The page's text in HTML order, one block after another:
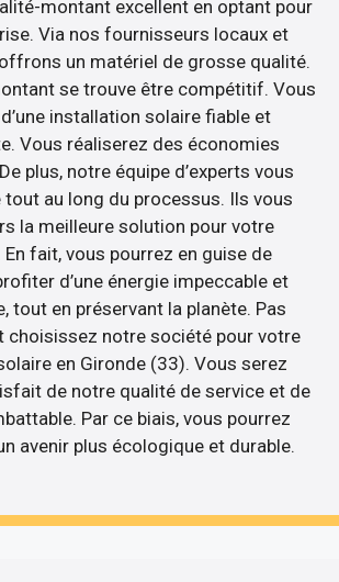
montant excellent en optant pour
Via nos fournisseurs locaux et
un matériel de grosse qualité.
se trouve être compétitif. Vous
installation solaire fiable et
Vous réaliserez des économies
plus, notre équipe d’experts vous
tout au long du processus. Ils vous
la meilleure solution pour votre
fait, vous pourrez en guise de
d’une énergie impeccable et
tout en préservant la planète. Pas
choisissez notre société pour votre
en Gironde (33). Vous serez
de notre qualité de service et de
Par ce biais, vous pourrez
avenir plus écologique et durable.